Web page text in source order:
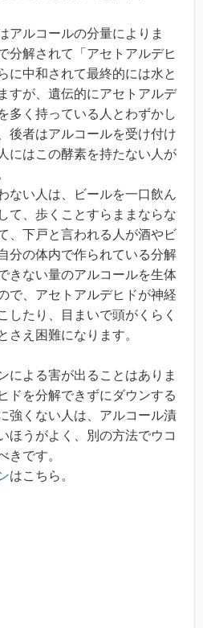
アルコールの分量によりま
分解されて「アセトアルデヒ
に中和されて最終的には水と
すが、遺伝的にアセトアルデ
多く持っている人とわずかし
後者はアルコールを受け付け
にはこの酵素を持たない人が
ない人は、ビールを一口飲ん
て、歩くことすらままならな
、下戸と言われる人が酒やビ
分の体内で作られている分解
きない量のアルコールを生体
で、アセトアルデヒドが神経
したり、目まいで頭がくらく
さえ困難になります。
による害が出ることはありま
ドを分解できずにダウンする
強くない人は、アルコール漬
ほうがよく、別の方法でウコ
きです。
はこちら。